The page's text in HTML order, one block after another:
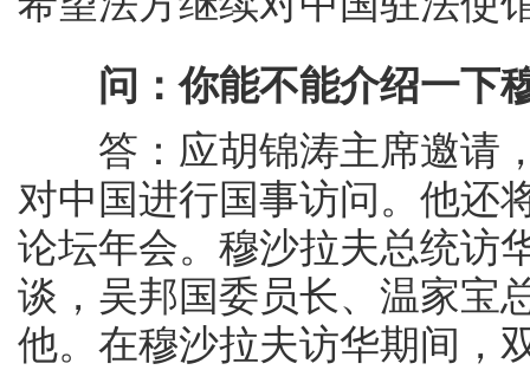
问：你能不能介绍一下
答：应胡锦涛主席邀请，
对中国进行国事访问。他还
论坛年会。穆沙拉夫总统访
谈，吴邦国委员长、温家宝
他。在穆沙拉夫访华期间，